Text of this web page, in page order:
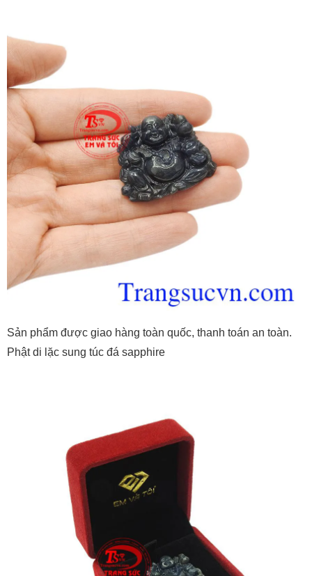
Sản phẩm được giao hàng toàn quốc, thanh toán an toàn.
Phật di lặc sung túc đá sapphire